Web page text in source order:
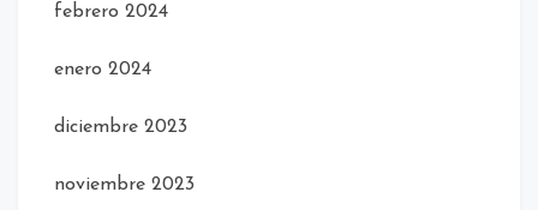
febrero 2024
enero 2024
diciembre 2023
noviembre 2023